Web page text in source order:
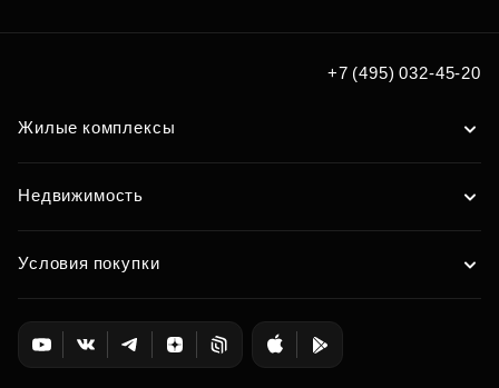
+7 (495) 032-45-20
Жилые комплексы
Недвижимость
Условия покупки